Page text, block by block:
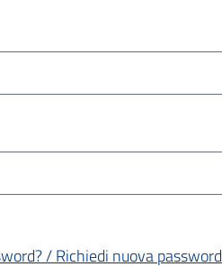
/ Richiedi nuova password